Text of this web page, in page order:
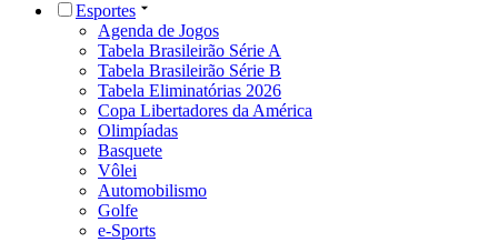
Esportes
Agenda de Jogos
Tabela Brasileirão Série A
Tabela Brasileirão Série B
Tabela Eliminatórias 2026
Copa Libertadores da América
Olimpíadas
Basquete
Vôlei
Automobilismo
Golfe
e-Sports